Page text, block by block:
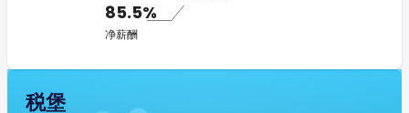
85.5%
净薪酬
税堡